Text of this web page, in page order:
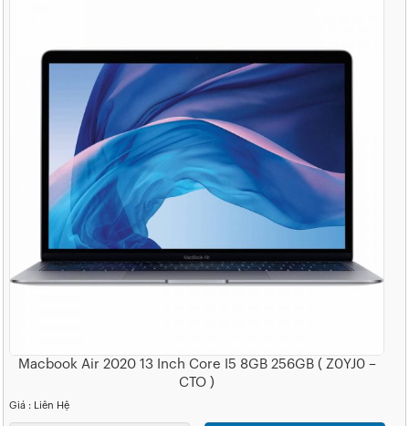
Macbook Air 2020 13 Inch Core I5 8GB 256GB ( Z0YJ0 –
CTO )
Giá : Liên Hệ